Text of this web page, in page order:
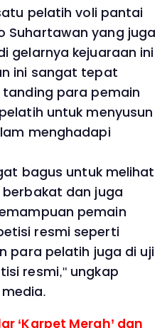
pelatih voli pantai
Suhartawan yang juga
gelarnya kejuaraan ini
ini sangat tepat
para pemain
untuk menyusun
menghadapi
bagus untuk melihat
dan juga
pemain
resmi seperti
para pelatih juga di uji
resmi," ungkap
‘Karpet Merah’ dan